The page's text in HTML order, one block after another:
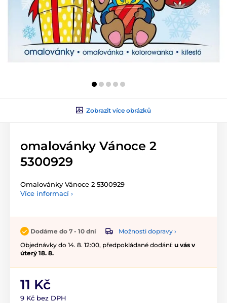
Zobrazit více obrázků
omalovánky Vánoce 2
5300929
Omalovánky Vánoce 2 5300929
Více informací ›
Dodáme do 7 - 10 dní
Možnosti dopravy ›
Objednávky do 14. 8. 12:00, předpokládané dodání: u vás v
úterý 18. 8.
11 Kč
9 Kč bez DPH